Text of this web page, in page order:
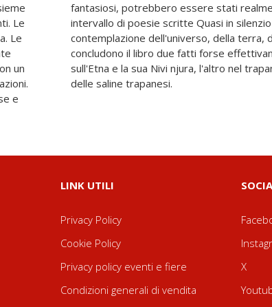
Le
Le
un
e
un
la
-,
delle saline trapanesi.
LINK UTILI
Privacy Policy
Cookie Policy
Privacy policy eventi e fiere
Condizioni generali di vendita
X